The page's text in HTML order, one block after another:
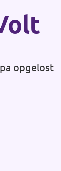
opgelost